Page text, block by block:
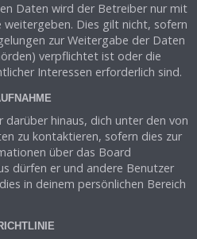
Daten wird der Betreiber nur mit
Dies gilt nicht, sofern
zur Weitergabe der Daten
verpflichtet ist oder die
Interessen erforderlich sind.
hinaus, dich unter den von
zu kontaktieren, sofern dies zur
über das Board
dürfen er und andere Benutzer
in deinem persönlichen Bereich